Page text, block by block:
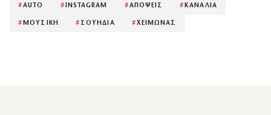
#AUTO # INSTAGRAM #ΑΠΟΨΕΙΣ # ΚΑΝΑΛΙΑ
# ΜΟΥΣΙΚΗ # ΣΟΥΗΔΙΑ #ΧΕΙΜΩΝΑΣ